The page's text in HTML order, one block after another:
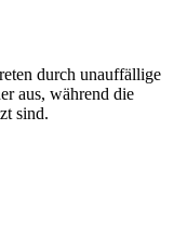
durch unauffällige
aus, während die
sind.